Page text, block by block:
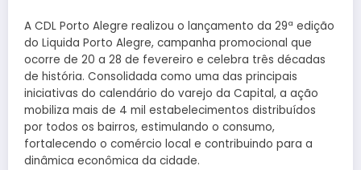
A CDL Porto Alegre realizou o lançamento da 29ª edição
do Liquida Porto Alegre, campanha promocional que
ocorre de 20 a 28 de fevereiro e celebra três décadas
de história. Consolidada como uma das principais
iniciativas do calendário do varejo da Capital, a ação
mobiliza mais de 4 mil estabelecimentos distribuídos
por todos os bairros, estimulando o consumo,
fortalecendo o comércio local e contribuindo para a
dinâmica econômica da cidade.